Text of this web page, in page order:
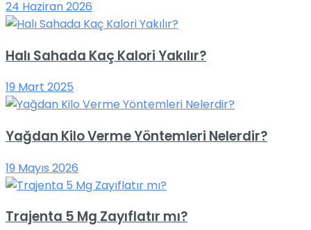
24 Haziran 2026
Halı Sahada Kaç Kalori Yakılır?
19 Mart 2025
Yağdan Kilo Verme Yöntemleri Nelerdir?
19 Mayıs 2026
Trajenta 5 Mg Zayıflatır mı?